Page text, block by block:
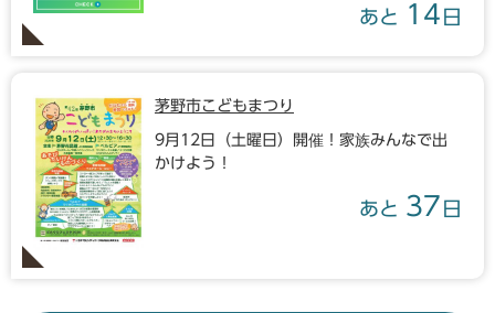
あと 14 日
茅野市こどもまつり
9月12日（土曜日）開催！家族みんなで出
かけよう！
あと 37 日